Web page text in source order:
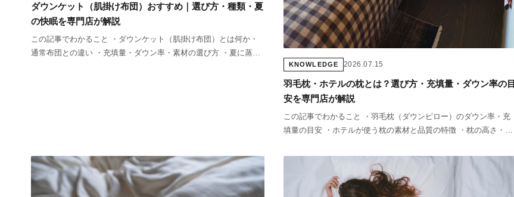
ダウンケット（肌掛け布団）おすすめ｜選び方・種類・夏
の快眠を専門店が解説
この記事でわかること ・ダウンケット（肌掛け布団）とは何か・
通常布団との違い ・充填量・ダウン率・素材の選び方 ・夏に蒸れ
KNOWLEDGE 2026.07.15
羽毛枕・ホテルの枕とは？選び方・充填量・ダウン率の目
安を専門店が解説
この記事でわかること ・羽毛枕（ダウンピロー）のダウン率・充
填量の目安 ・ホテルが使う枕の素材と品質の特徴 ・枕の高さ・硬
眠るとなぜか熟睡できる